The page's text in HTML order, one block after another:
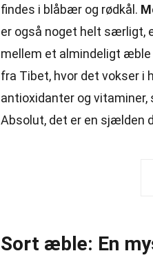
findes i blåbær og rødkål.
er også noget helt særligt,
mellem et almindeligt
fra Tibet, hvor det vokser i
antioxidanter og
Absolut, det er en sjælden
Sort æble: En